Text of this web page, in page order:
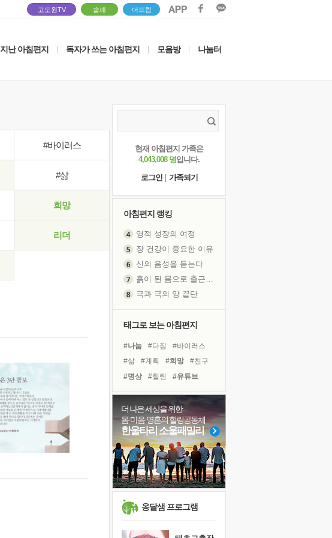
고도원TV 솔패 더드림
지난 아침편지 독자가 쓰는 아침편지 모음방 나눔터
#바이러스
#삶
희망
리더
현재 아침편지 가족은
4,043,008 명입니다.
로그인
가족되기
아침편지 랭킹
영적 성장의 여정
장 건강이 중요한 이유
신의 음성을 듣는다
흙이 된 몸으로 출근하는 여자
극과 극의 양 끝단
극심한 변비, 어깨결림, 수면 장애
보고 싶은 어머니
유년 시절의 부산 영도 바다
못된 꼰대들
거울 속의 나
희망이란
'모른다'는 것
귀를 열고 마음을 내어주고
태그로 보는 아침편지
#나눔 #다짐
#바이러스
#삶
#계획 #희망
#친구
#명상
#힐링
#유튜브
#극복
#면역력
#링컨학교
#사람
#아이들
#독서캠프
#리더
#비전캠프
#선택
#건강
#경험
더 나은 세상을 위한
몸·마음·영혼의 힐링공동체
한울타리 소울패밀리
옹달샘 프로그램